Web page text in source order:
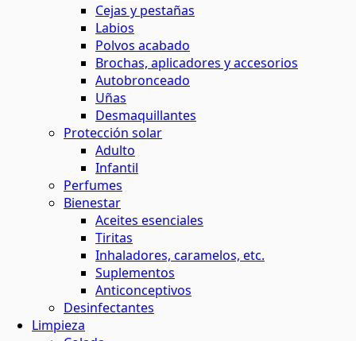
Cejas y pestañas
Labios
Polvos acabado
Brochas, aplicadores y accesorios
Autobronceado
Uñas
Desmaquillantes
Protección solar
Adulto
Infantil
Perfumes
Bienestar
Aceites esenciales
Tiritas
Inhaladores, caramelos, etc.
Suplementos
Anticonceptivos
Desinfectantes
Limpieza